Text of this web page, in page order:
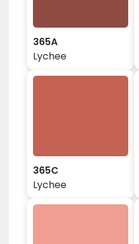
365A
Lychee
365C
Lychee